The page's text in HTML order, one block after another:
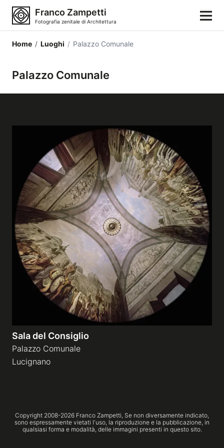
Franco Zampetti
Fotografia zenitale di Architettura
Luoghi
Città
Stili architettonici
Elementi architettonici
Architetti e autori
Gallerie a tema
Sequenze
Mostre
Home / Luoghi / Palazzo Comunale
Palazzo Comunale
Sala del Consiglio
Palazzo Comunale
Lucignano
Copyright 2008-2026 Franco Zampetti, Se non diversamente indicato,
sono espressamente vietati l'uso, la riproduzione e la pubblicazione, in
qualsiasi forma e modalità, delle immagini presenti in questo sito.